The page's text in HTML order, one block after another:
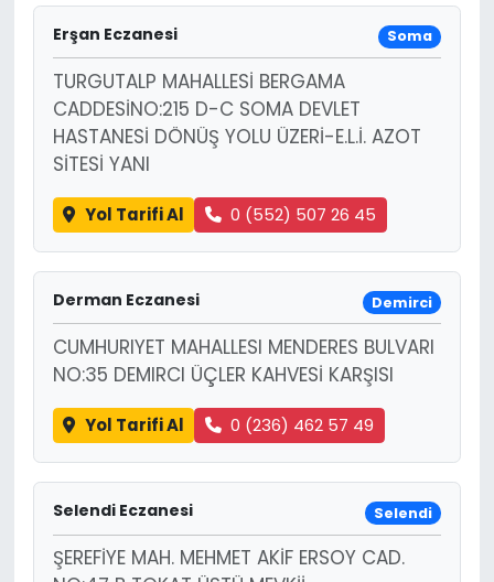
Erşan Eczanesi Soma
TURGUTALP MAHALLESİ BERGAMA
CADDESİNO:215 D-C SOMA DEVLET
HASTANESİ DÖNÜŞ YOLU ÜZERİ-E.L.İ. AZOT
SİTESİ YANI
Yol Tarifi Al 0 (552) 507 26 45
Derman Eczanesi Demirci
CUMHURIYET MAHALLESI MENDERES BULVARI
NO:35 DEMIRCI ÜÇLER KAHVESİ KARŞISI
Yol Tarifi Al 0 (236) 462 57 49
Selendi Eczanesi Selendi
ŞEREFİYE MAH. MEHMET AKİF ERSOY CAD.